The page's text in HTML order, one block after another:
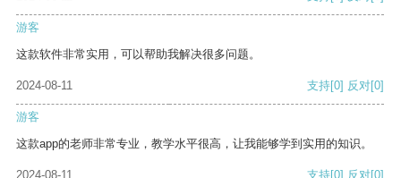
游客
这款软件非常实用，可以帮助我解决很多问题。
2024-08-11 支持[0] 反对[0]
游客
这款app的老师非常专业，教学水平很高，让我能够学到实用的知识。
2024-08-11 支持[0] 反对[0]